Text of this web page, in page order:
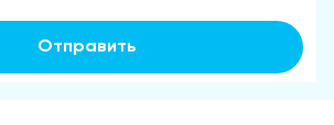
Отправить